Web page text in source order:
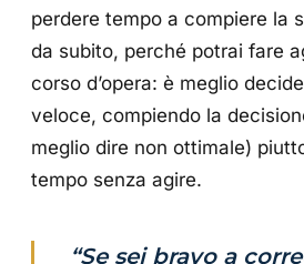
perdere tempo a compiere la
da subito, perché potrai fare
corso d’opera: è meglio
veloce, compiendo la
meglio dire non ottimale)
tempo senza agire.
“Se sei bravo a